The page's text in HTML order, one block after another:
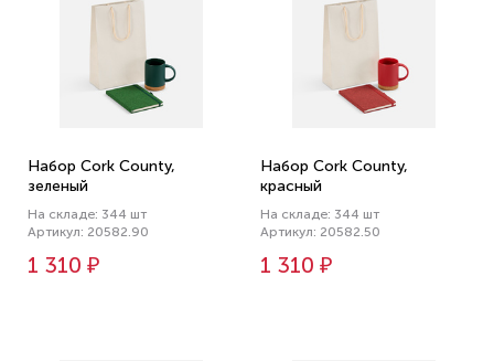
Набор Cork County,
зеленый
На складе: 344 шт
Артикул: 20582.90
1 310 ₽
Набор Cork County,
красный
На складе: 344 шт
Артикул: 20582.50
1 310 ₽